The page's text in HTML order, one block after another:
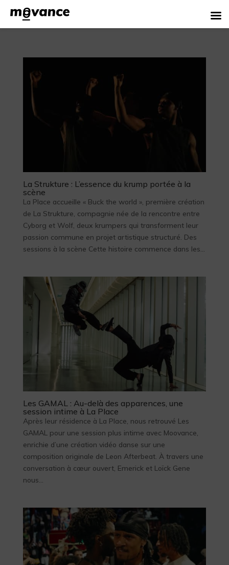
La Strukture : L’essence du krump portée à la
scène
La Place accueille « Buck the world », première création
de La Strukture, compagnie née de la rencontre entre
Cyborg et Wolf, deux krumpers qui transforment leur
passion commune en projet artistique structuré. Des
sessions à la scène Cette histoire commence dans les...
Les GAMAL : Au-delà des apparences, une
session intime à La Place
Après leur résidence à La Place, nous retrouvé Les
GAMAL pour une session plus intime avec Moovance,
enrichie d’une création vidéo danse sur une
composition originale de Leon Afterbeat. À travers une
conversation à cœur ouvert, Emerick et Loïck Gene
nous...